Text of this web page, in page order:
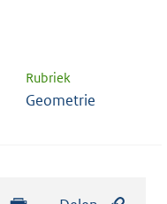
Rubriek
Geometrie